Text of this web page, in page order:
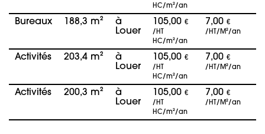
HC/m²/an
Bureaux 188,3 m²
à
Louer
105,00 €
/HT
HC/m²/an
7,00 €
/HT/M²/an
Activités 203,4 m²
à
Louer
105,00 €
/HT
HC/m²/an
7,00 €
/HT/M²/an
Activités 200,3 m²
à
Louer
105,00 €
/HT
HC/m²/an
7,00 €
/HT/M²/an